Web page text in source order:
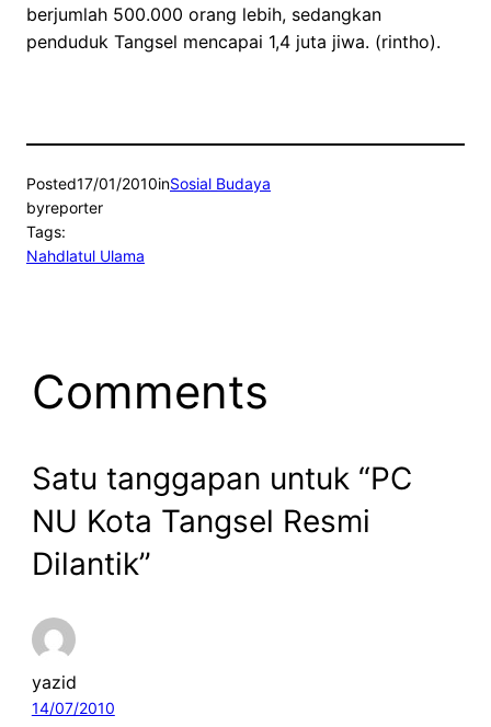
berjumlah 500.000 orang lebih, sedangkan
penduduk Tangsel mencapai 1,4 juta jiwa. (rintho).
Posted17/01/2010inSosial Budaya
byreporter
Tags:
Nahdlatul Ulama
Comments
Satu tanggapan untuk “PC
NU Kota Tangsel Resmi
Dilantik”
yazid
14/07/2010